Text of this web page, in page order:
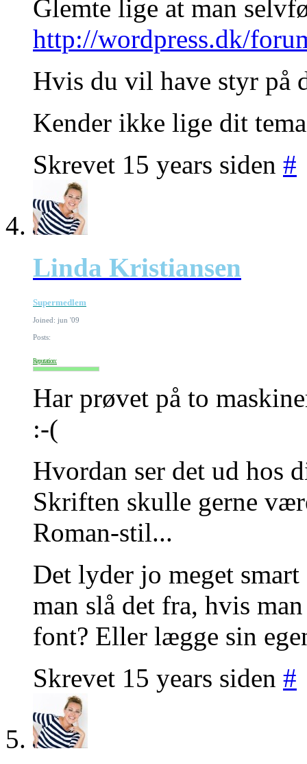
Glemte lige at man
http://wordpress.dk/
Hvis du vil have styr på
Kender ikke lige dit
Skrevet 15 years siden #
Linda Kristiansen
Supermedlem
Joined: jun '09
Posts:
Reputation:
Har prøvet på to
:-(
Hvordan ser det ud hos
Skriften skulle gerne
Roman-stil...
Det lyder jo meget
man slå det fra, hvis
font? Eller lægge sin
Skrevet 15 years siden #